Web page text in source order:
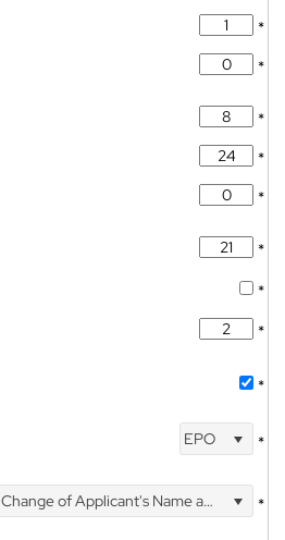
*
*
*
*
*
*
*
*
*
EPO *
Change of Applicant's Name and Address *